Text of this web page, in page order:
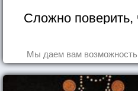
Сложно поверить,
Мы даем вам